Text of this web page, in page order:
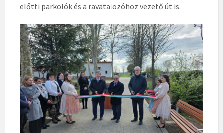
előtti parkolók és a ravatalozóhoz vezető út is.